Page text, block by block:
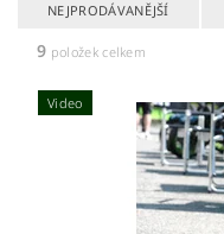
NEJPRODÁVANĚJŠÍ
9 položek celkem
Video